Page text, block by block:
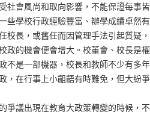
社會風尚和取向影響，不能保證每事
些學校行政經驗豐富、辦學成績卓然
校長，或舊任而因管理手法引起質疑
政的機會便會增大。校董會、校長是
不是一部機器，校長和教師不少有多
，在行事上小齟齬有時難免，但大紛
爭議出現在教育大政策轉變的時候，